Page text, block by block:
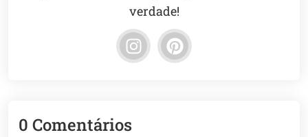
verdade!
0 Comentários